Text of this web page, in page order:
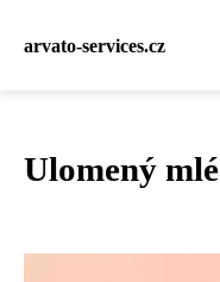
arvato-services.cz
Ulomený